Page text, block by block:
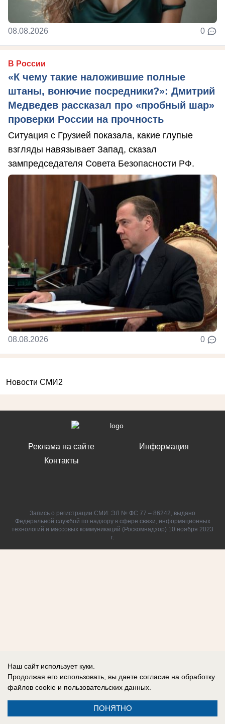
08.08.2026 0
В России
«К чему такие наложившие полные
штаны, вонючие посредники?»: Дмитрий
Медведев рассказал про «пробный шар»
проверки России на прочность
Ситуация с Грузией показала, какие глупые
взгляды навязывает Запад, сказал
зампредседателя Совета Безопасности РФ.
08.08.2026 0
Новости СМИ2
Реклама на сайте
Контакты
Информация
Запись о регистрации СМИ: ЭЛ № ФС 77 – 86242, выдано
Федеральной службой по надзору в сфере связи, информационных
технологий и массовых коммуникаций (Роскомнадзор) 10 ноября 2023
г.
Наш сайт использует куки.
Продолжая его использовать, вы даете согласие на обработку
файлов cookie и пользовательских данных.
ПОНЯТНО